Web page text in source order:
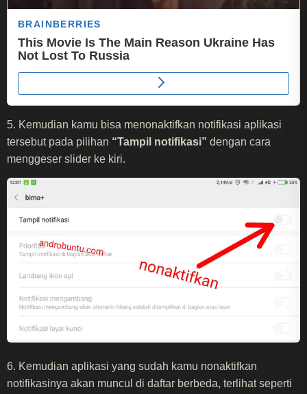
5. Kemudian kamu bisa menonaktifkan notifikasi aplikasi
tersebut pada pilihan “Tampil notifikasi” dengan cara
menggeser slider ke kiri.
6. Kemudian aplikasi yang sudah kamu nonaktifkan
notifikasinya akan muncul di daftar berbeda, terlihat seperti